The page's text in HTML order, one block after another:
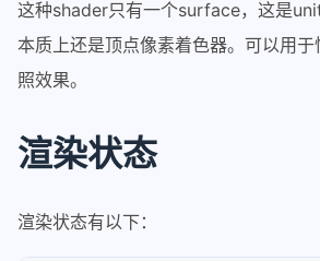
15
16
17
18
20
23
        CGPROGRAM
sampler2D
这种shader只有一个surface，这是
本质上还是顶点像素着色器。可以用
照效果。
渲染状态
渲染状态有以下：